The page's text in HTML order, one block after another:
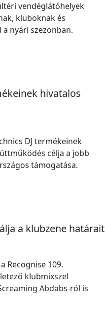
vendéglátóhelyek
kluboknak és
nyári szezonban.
hivatalos
DJ termékeinek
célja a jobb
támogatása.
a klubzene határait
Recognise 109.
klubmixszel
Abdabs-ról is